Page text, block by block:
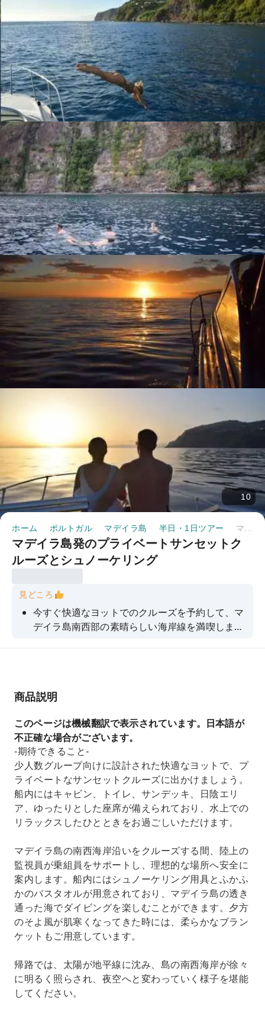
10
ホーム ポルトガル マデイラ島 半日・1日ツアー
マデイラ島発のプライベートサンセットク
ルーズとシュノーケリング
見どころ
今すぐ快適なヨットでのクルーズを予約して、マ
デイラ島南西部の素晴らしい海岸線を満喫しまし
商品説明
このページは機械翻訳で表示されています。日本語が
不正確な場合がございます。
-期待できること-
少人数グループ向けに設計された快適なヨットで、プ
ライベートなサンセットクルーズに出かけましょう。
船内にはキャビン、トイレ、サンデッキ、日陰エリ
ア、ゆったりとした座席が備えられており、水上での
リラックスしたひとときをお過ごしいただけます。
マデイラ島の南西海岸沿いをクルーズする間、陸上の
監視員が乗組員をサポートし、理想的な場所へ安全に
案内します。船内にはシュノーケリング用具とふかふ
かのバスタオルが用意されており、マデイラ島の透き
通った海でダイビングを楽しむことができます。夕方
のそよ風が肌寒くなってきた時には、柔らかなブラン
ケットもご用意しています。
帰路では、太陽が地平線に沈み、島の南西海岸が徐々
に明るく照らされ、夜空へと変わっていく様子を堪能
してください。